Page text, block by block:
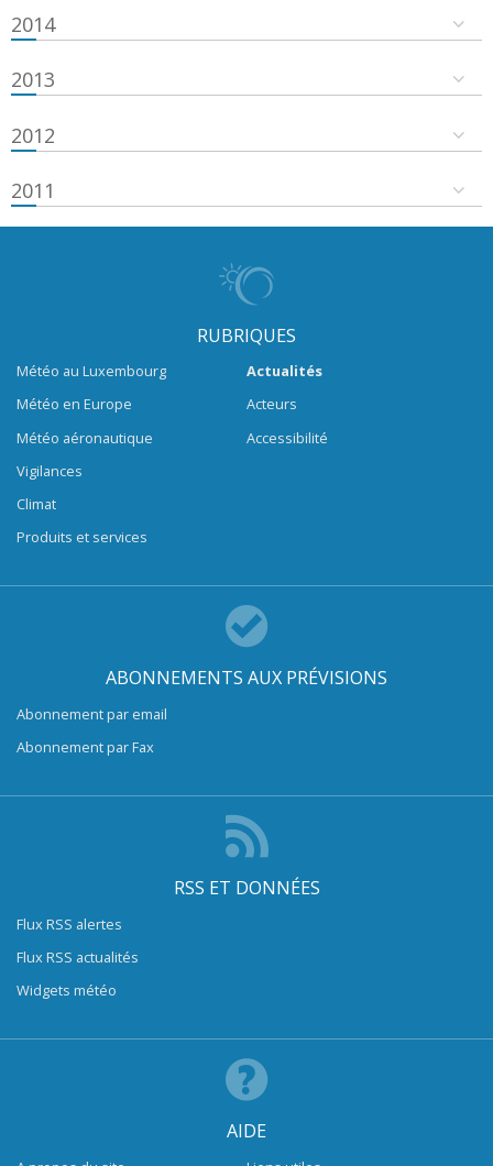
2014
2013
2012
2011
RUBRIQUES
Météo au Luxembourg
Météo en Europe
Météo aéronautique
Vigilances
Climat
Produits et services
Actualités
Acteurs
Accessibilité
ABONNEMENTS AUX PRÉVISIONS
Abonnement par email
Abonnement par Fax
RSS ET DONNÉES
Flux RSS alertes
Flux RSS actualités
Widgets météo
AIDE